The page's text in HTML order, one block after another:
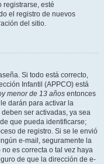
registrarse, esté
el registro de nuevos
del sitio.
Si todo está correcto,
Infantil (APPCO) está
menor de 13 años entonces
darán para activar la
ser activadas, ya sea
que pueda identificarse;
de registro. Si se le envió
e-mail, seguramente la
es correcta o tal vez haya
de que la dirección de e-